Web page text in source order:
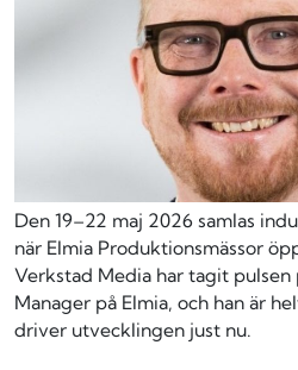
Den 19–22 maj 2026 samlas
när Elmia Produktionsmässor
Verkstad Media har tagit pulsen
Manager på Elmia, och han är
driver utvecklingen just nu.